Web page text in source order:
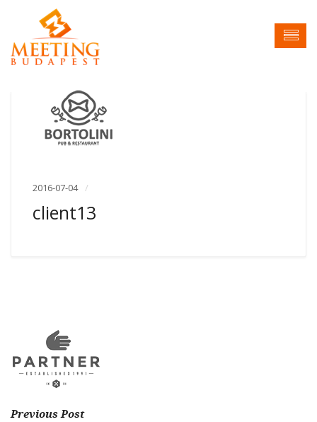
2016-07-04
client13
Previous Post